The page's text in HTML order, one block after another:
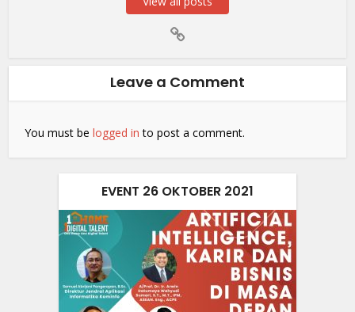
Leave a Comment
You must belogged in to post a comment.
EVENT 26 OKTOBER 2021